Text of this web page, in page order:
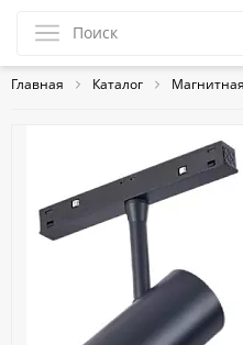
Главная Каталог